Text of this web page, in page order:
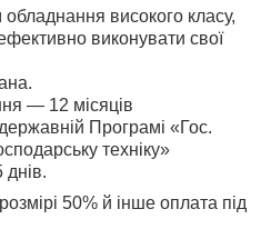
високого класу,
виконувати свої
— 12 місяців
Програмі «Гос.
техніку»
днів.
50% й інше оплата під